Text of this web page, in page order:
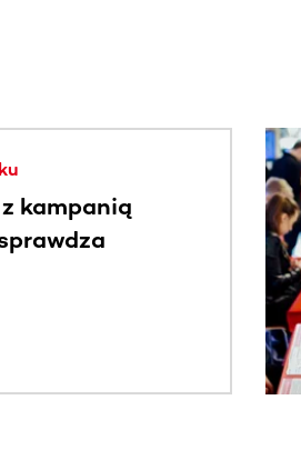
klawisza Tab lub przesuń
kampanią